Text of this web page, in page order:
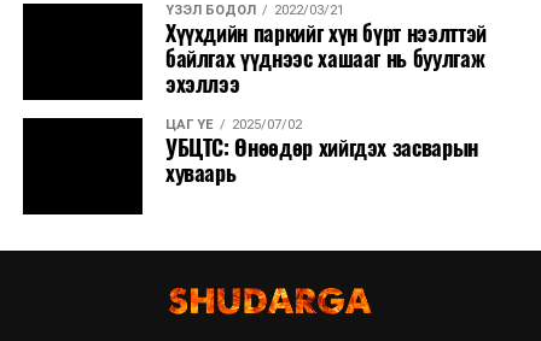
ҮЗЭЛ БОДОЛ 2022/03/21
Хүүхдийн паркийг хүн бүрт нээлттэй
байлгах үүднээс хашааг нь буулгаж
эхэллээ
ЦАГ ҮЕ 2025/07/02
УБЦТС: Өнөөдөр хийгдэх засварын
хуваарь